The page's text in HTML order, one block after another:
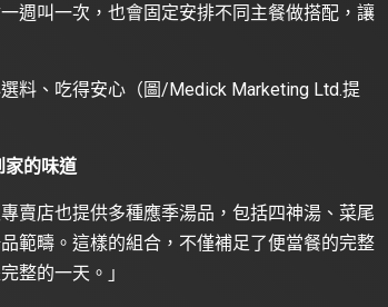
週叫一次，也會固定安排不同主餐做搭配，讓
料、吃得安心（圖/Medick Marketing Ltd.提
家的味道
賣店也提供多種應季湯品，包括四神湯、菜尾
範疇。這樣的組合，不僅補足了便當餐的完整
整的一天。」